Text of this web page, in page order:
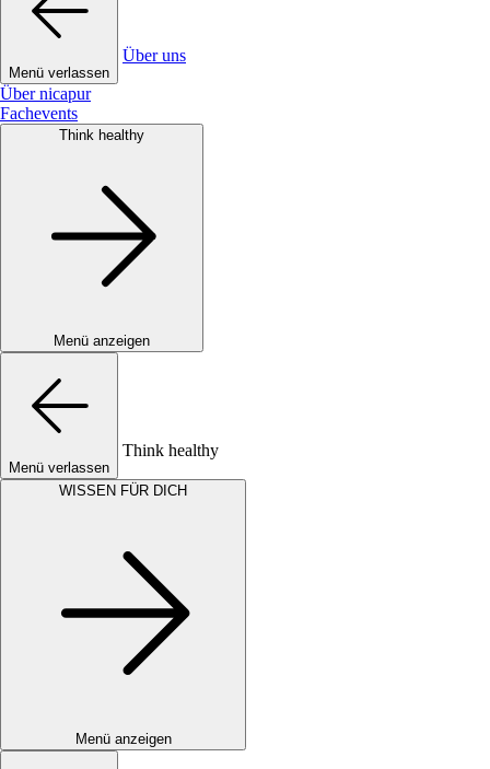
Menü verlassen
Über uns
Über nicapur
Fachevents
Think healthy
Menü anzeigen
Menü verlassen
Think healthy
WISSEN FÜR DICH
Menü anzeigen